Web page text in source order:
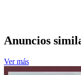
Anuncios
Ver más